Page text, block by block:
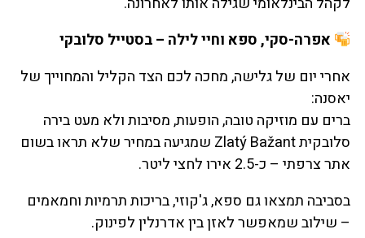
אפרה-סקי, ספא וחיי לילה – בסטייל סלובקי
אחרי יום של גלישה, מחכה לכם הצד הקליל והמחוייך של
יאסנה:
ברים עם מוזיקה טובה, הופעות, מסיבות ולא מעט בירה
סלובקית Zlatý Bažant שמגיעה במחיר שלא תראו בשום
אתר צרפתי – כ-2.5 אירו לחצי ליטר.
בסביבה תמצאו גם ספא, ג'קוזי, בריכות תרמיות וחמאמים
– שילוב שמאפשר לאזן בין אדרנלין לפינוק.